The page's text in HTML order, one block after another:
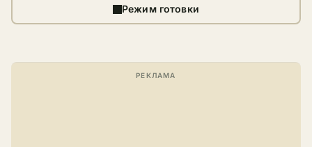
Режим готовки